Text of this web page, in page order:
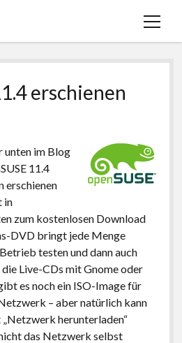
Menü
erschienen
unten im Blog
11.4
erschienen
in
zum kostenlosen Download
DVD bringt jede Menge
testen und dann auch
Live-CDs mit Gnome oder
es noch ein ISO-Image für
– aber natürlich kann
herunterladen“
das Netzwerk selbst